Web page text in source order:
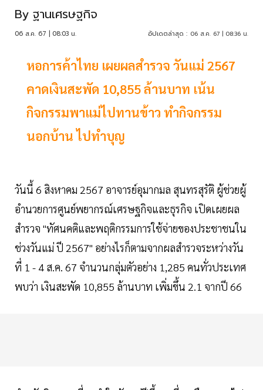
By ฐานเศรษฐกิจ
06 ส.ค. 67 | 08:03 น. อัปเดตล่าสุด : 06 ส.ค. 67 | 08:36 น.
หอการค้าไทย เผยผลสำรวจ วันแม่ 2567
คาดเงินสะพัด 10,855 ล้านบาท เน้น
กิจกรรมพาแม่ไปทานข้าว ทำกิจกรรม
นอกบ้าน ไปทำบุญ
วันนี้ 6 สิงหาคม 2567 อาจารย์อุมากมล สุนทรสุรัติ ผู้ช่วยผู้
อำนวยการศูนย์พยากรณ์เศรษฐกิจและธุรกิจ เปิดเผยผล
สำรวจ "ทัศนคติและพฤติกรรมการใช้จ่ายของประชาชนใน
ช่วงวันแม่ ปี 2567" อย่างไรก็ตามจากผลสำรวจระหว่างวัน
ที่ 1 - 4 ส.ค. 67 จำนวนกลุ่มตัวอย่าง 1,285 คนทั่วประเทศ
พบว่า เงินสะพัด 10,855 ล้านบาท เพิ่มขึ้น 2.1 จากปี 66